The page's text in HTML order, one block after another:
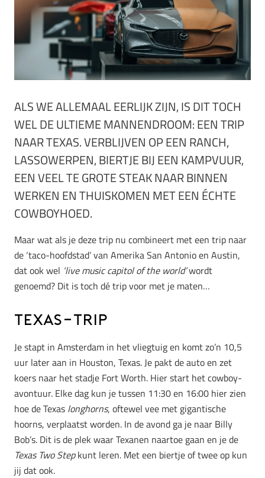
ALS WE ALLEMAAL EERLIJK ZIJN, IS DIT TOCH
WEL DE ULTIEME MANNENDROOM: EEN TRIP
NAAR TEXAS. VERBLIJVEN OP EEN RANCH,
LASSOWERPEN, BIERTJE BIJ EEN KAMPVUUR,
EEN VEEL TE GROTE STEAK NAAR BINNEN
WERKEN EN THUISKOMEN MET EEN ÉCHTE
COWBOYHOED.
Maar wat als je deze trip nu combineert met een trip naar
de ‘taco-hoofdstad’ van Amerika San Antonio en Austin,
dat ook wel ‘live music capitol of the world’wordt
genoemd? Dit is toch dé trip voor met je maten…
Texas-trip
Je stapt in Amsterdam in het vliegtuig en komt zo’n 10,5
uur later aan in Houston, Texas. Je pakt de auto en zet
koers naar het stadje Fort Worth. Hier start het cowboy-
avontuur. Elke dag kun je tussen 11:30 en 16:00 hier zien
hoe de Texas longhorns, oftewel vee met gigantische
hoorns, verplaatst worden. In de avond ga je naar Billy
Bob’s. Dit is de plek waar Texanen naartoe gaan en je de
Texas Two Stepkunt leren. Met een biertje of twee op kun
jij dat ook.